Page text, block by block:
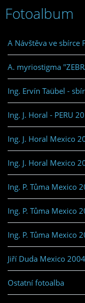
Fotoalbum
A Návštěva ve sbírce
A. myriostigma
Ing. Ervín Taübel -
Ing. J. Horal - PERU
Ing. J. Horal Mexico
Ing. J. Horal Mexico
Ing. P. Tůma Mexico
Ing. P. Tůma Mexico
Ing. P. Tůma Mexico
Jiří Duda Mexico 2004
Ostatní fotoalba